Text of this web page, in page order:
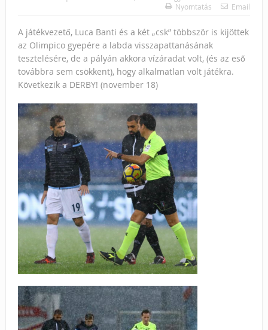
Nyomtatás
Email
A játékvezető, Luca Banti és a két „csk” többször is kijöttek
az Olimpico gyepére a labda visszapattanásának
tesztelésére, de a pályán akkora vízáradat volt, (és az eső
továbbra sem csökkent), hogy alkalmatlan volt játékra.
Következik a DERBY! (november 18)